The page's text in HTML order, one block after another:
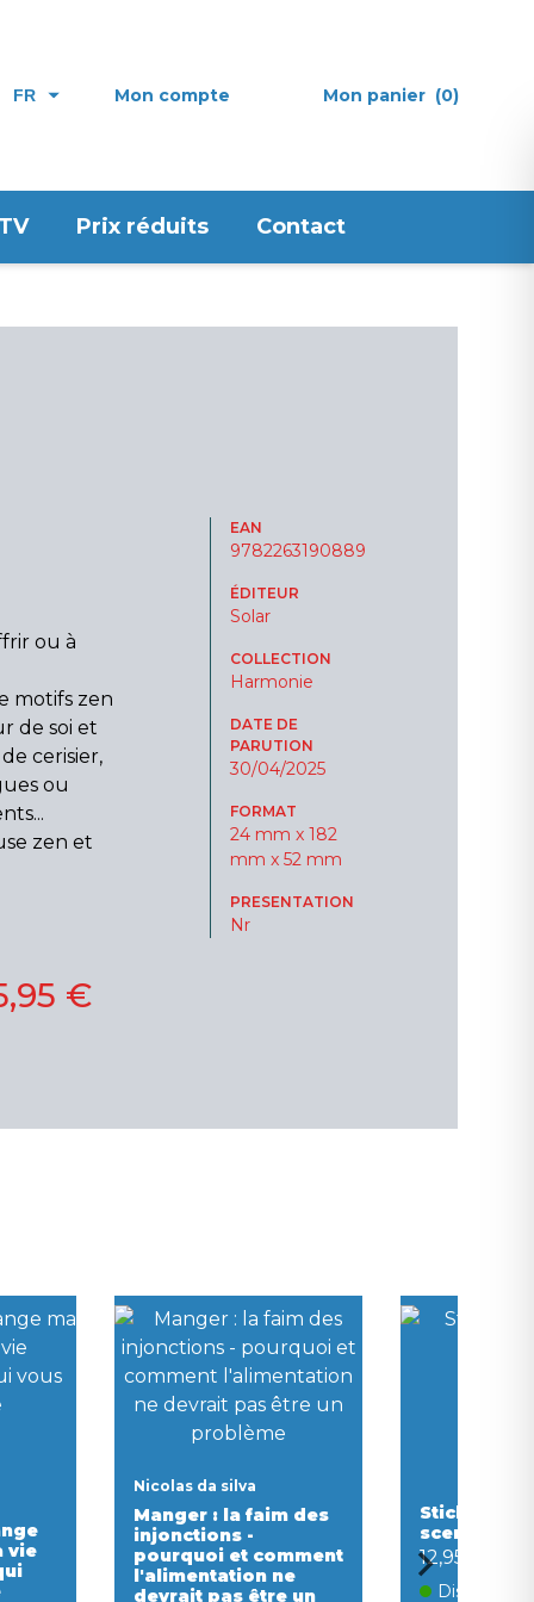
FR Mon compte Mon panier (0)
Prix réduits Contact
ou à
motifs zen
de soi et
cerisier,
ou
zen et
EAN
9782263190889
ÉDITEUR
Solar
COLLECTION
Harmonie
DATE DE
PARUTION
30/04/2025
FORMAT
24 mm x 182
mm x 52 mm
PRESENTATION
Nr
€
vie
Nicolas da silva
Manger : la faim des
injonctions -
pourquoi et comment
l'alimentation ne
devrait pas être un
Stick it -
scenes
12,95 €
Disponible